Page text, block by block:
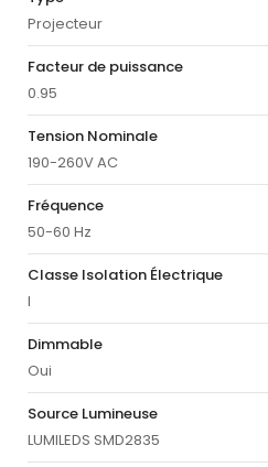
Projecteur
Facteur de puissance
0.95
Tension Nominale
190-260V AC
Fréquence
50-60 Hz
Classe Isolation Électrique
I
Dimmable
Oui
Source Lumineuse
LUMILEDS SMD2835